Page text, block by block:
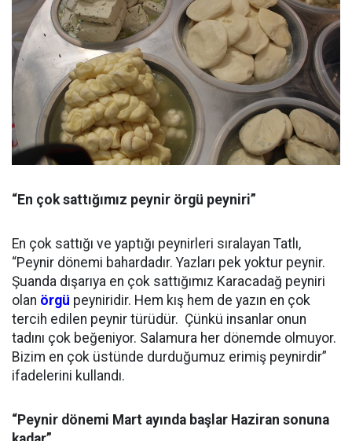
“En çok sattığımız peynir örgü peyniri”
En çok sattığı ve yaptığı peynirleri sıralayan Tatlı,
“Peynir dönemi bahardadır. Yazları pek yoktur peynir.
Şuanda dışarıya en çok sattığımız Karacadağ peyniri
olan örgü peyniridir. Hem kış hem de yazın en çok
tercih edilen peynir türüdür. Çünkü insanlar onun
tadını çok beğeniyor. Salamura her dönemde olmuyor.
Bizim en çok üstünde durduğumuz erimiş peynirdir”
ifadelerini kullandı.
“Peynir dönemi Mart ayında başlar Haziran sonuna